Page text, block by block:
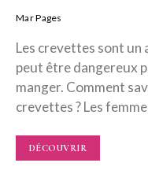
Mar Pages
Les crevettes sont un
peut être dangereux
manger. Comment
crevettes ? Les
DÉCOUVRIR